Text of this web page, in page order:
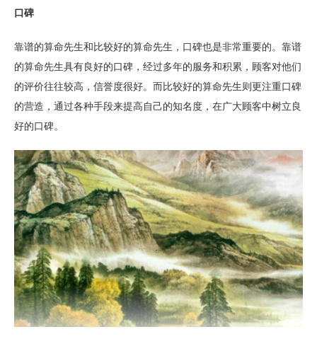
口碑
靠谱的算命先生和比较好的算命先生，口碑也是非常重要的。靠谱
的算命先生具有良好的口碑，经过多年的服务和积累，顾客对他们
的评价往往较高，信誉度很好。而比较好的算命先生则更注重口碑
的营造，通过各种手段来提高自己的知名度，在广大顾客中树立良
好的口碑。